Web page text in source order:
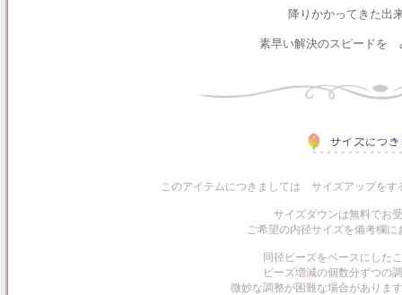
降りかかってきた
素早い解決のスピードを
このアイテムにつきましては サイズアップをす
サイズダウンは無料でお
ご希望の内径サイズを備考欄
同径ビーズをベースにした
ビーズ増減の個数分ずつの
微妙な調整が困難な場合がありま